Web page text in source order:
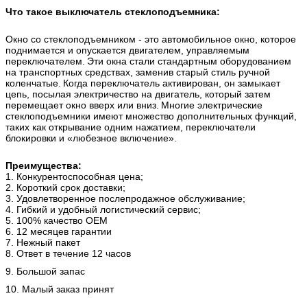
Что такое выключатель стеклоподъемника:
Окно со стеклоподъемником - это автомобильное окно, которое
поднимается и опускается двигателем, управляемым
переключателем. Эти окна стали стандартным оборудованием
на транспортных средствах, заменив старый стиль ручной
коленчатые. Когда переключатель активирован, он замыкает
цепь, посылая электричество на двигатель, который затем
перемещает окно вверх или вниз. Многие электрические
стеклоподъемники имеют множество дополнительных функций,
таких как открывание одним нажатием, переключатели
блокировки и «любезное включение».
Преимущества:
1. Конкурентоспособная цена;
2. Короткий срок доставки;
3. Удовлетворенное послепродажное обслуживание;
4. Гибкий и удобный логистический сервис;
5. 100% качество OEM
6. 12 месяцев гарантии
7. Нежный пакет
8. Ответ в течение 12 часов
9. Большой запас
10. Малый заказ принят